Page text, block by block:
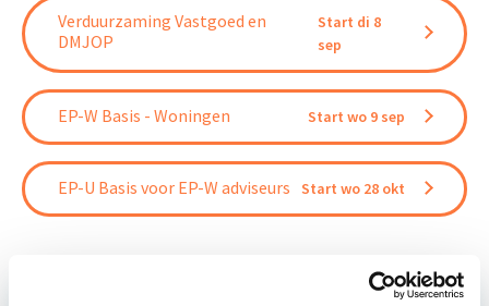
Verduurzaming Vastgoed en
DMJOP
Start di 8
sep
EP-W Basis - Woningen Start wo 9 sep
EP-U Basis voor EP-W adviseurs Start wo 28 okt